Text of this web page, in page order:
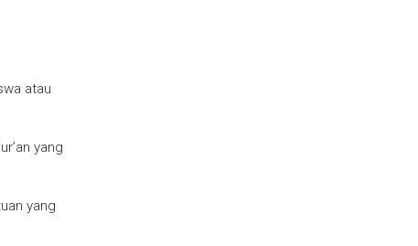
atau
yang
yang